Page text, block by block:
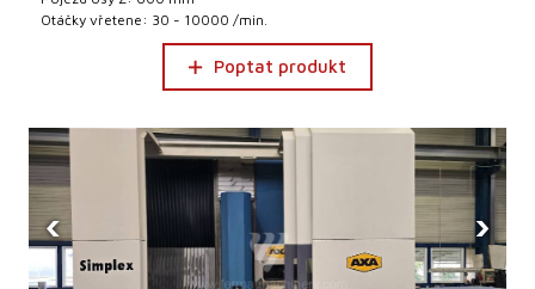
Otáčky vřetene: 30 - 10000 /min.
Poptat produkt
‹ ›